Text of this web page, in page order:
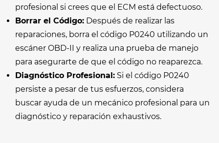
profesional si crees que el ECM está defectuoso.
Borrar el Código: Después de realizar las
reparaciones, borra el código P0240 utilizando un
escáner OBD-II y realiza una prueba de manejo
para asegurarte de que el código no reaparezca.
Diagnóstico Profesional: Si el código P0240
persiste a pesar de tus esfuerzos, considera
buscar ayuda de un mecánico profesional para un
diagnóstico y reparación exhaustivos.